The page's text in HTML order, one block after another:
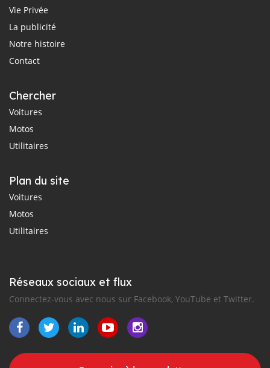
Vie Privée
La publicité
Notre histoire
Contact
Chercher
Voitures
Motos
Utilitaires
Plan du site
Voitures
Motos
Utilitaires
Réseaux sociaux et flux
Connectez-vous avec nous sur Facebook, YouTube et Twitter.